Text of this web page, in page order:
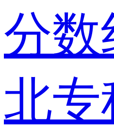
分数
北专